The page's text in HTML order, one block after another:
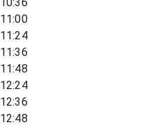
11:00
11:24
11:36
11:48
12:24
12:36
12:48